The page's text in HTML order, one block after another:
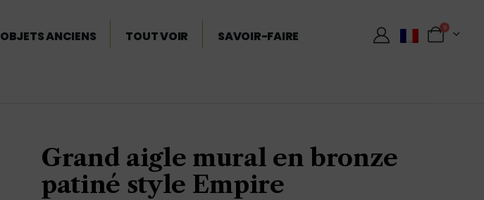
OBJETS ANCIENS TOUT VOIR SAVOIR-FAIRE
0
Grand aigle mural en bronze
patiné style Empire